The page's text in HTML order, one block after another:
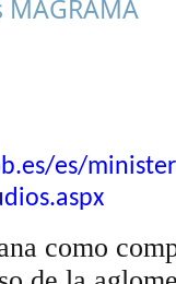
es/
como